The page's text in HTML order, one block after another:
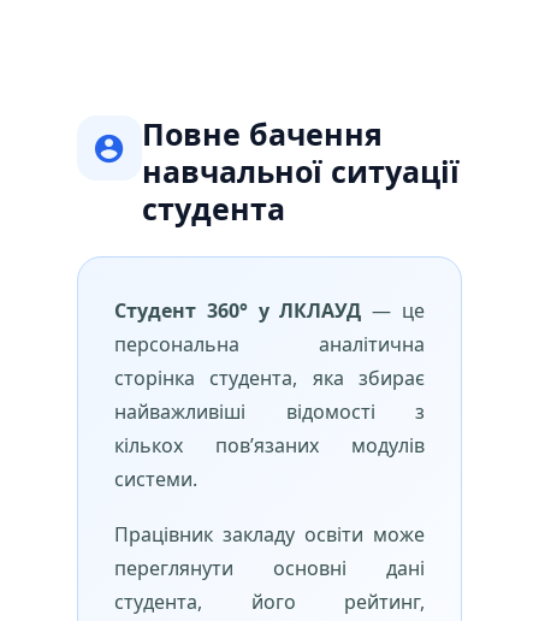
Повне бачення
навчальної ситуації
студента
Студент 360° у ЛКЛАУД — це
персональна аналітична
сторінка студента, яка збирає
найважливіші відомості з
кількох пов’язаних модулів
системи.
Працівник закладу освіти може
переглянути основні дані
студента, його рейтинг,